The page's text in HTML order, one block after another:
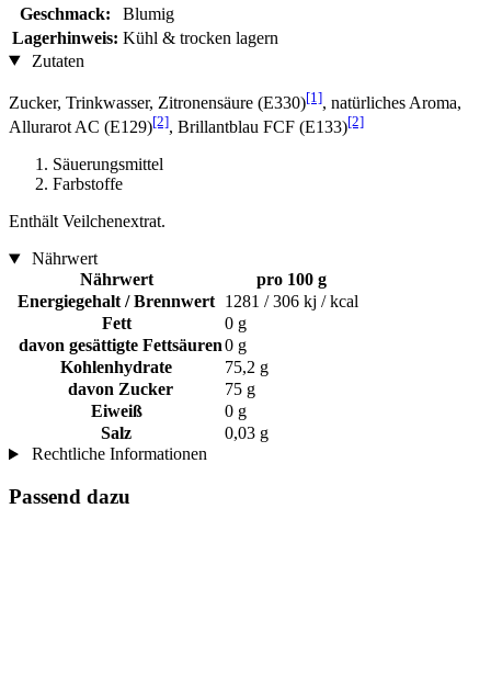
Geschmack:
Blumig
Lagerhinweis: Kühl & trocken lagern
Zutaten
Zucker, Trinkwasser, Zitronensäure (E330)[1], natürliches Aroma,
Allurarot AC (E129)[2], Brillantblau FCF (E133)[2]
Säuerungsmittel
Farbstoffe
Enthält Veilchenextrat.
Nährwert
Nährwert
pro 100 g
Energiegehalt / Brennwert 1281 / 306 kj / kcal
Fett
0 g
davon gesättigte Fettsäuren0 g
Kohlenhydrate
75,2 g
davon Zucker
75 g
Eiweiß
0 g
Salz
0,03 g
Rechtliche Informationen
Passend dazu